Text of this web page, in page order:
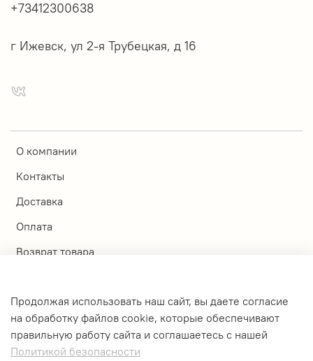
О компании
Контакты
Доставка
Оплата
Возврат товара
Личный кабинет
Оферта и политика конфиденциальности
+73412300638
г Ижевск, ул 2-я Трубецкая, д 16
Продолжая использовать наш сайт, вы даете согласие
на обработку файлов cookie, которые обеспечивают
правильную работу сайта и соглашаетесь с нашей
Политикой безопасности